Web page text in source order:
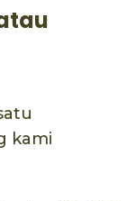
kami